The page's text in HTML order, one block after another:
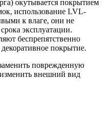
окутывается покрытием
использование LVL-
к влаге, они не
эксплуатации.
беспрепятственно
покрытие.
поврежденную
внешний вид